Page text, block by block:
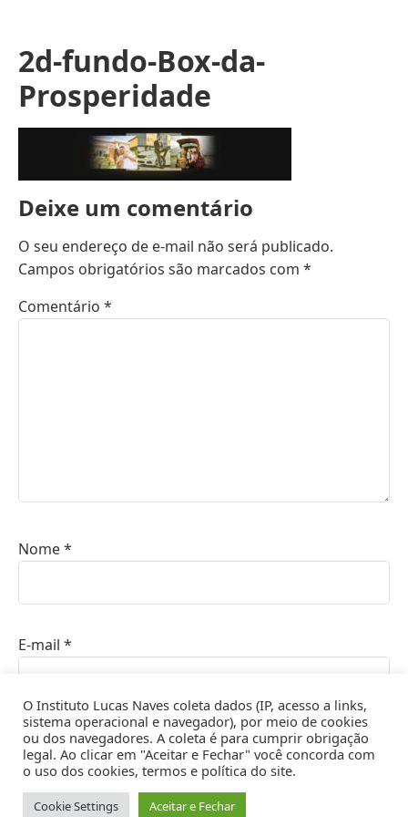
2d-fundo-Box-da-
Prosperidade
Deixe um comentário
O seu endereço de e-mail não será publicado.
Campos obrigatórios são marcados com *
Comentário *
Nome*
E-mail *
Site
O Instituto Lucas Naves coleta dados (IP, acesso a links,
sistema operacional e navegador), por meio de cookies
ou dos navegadores. A coleta é para cumprir obrigação
legal. Ao clicar em "Aceitar e Fechar" você concorda com
o uso dos cookies, termos e política do site.
Cookie Settings Aceitar e Fechar